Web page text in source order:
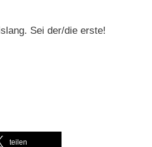
Sei der/die erste!
teilen